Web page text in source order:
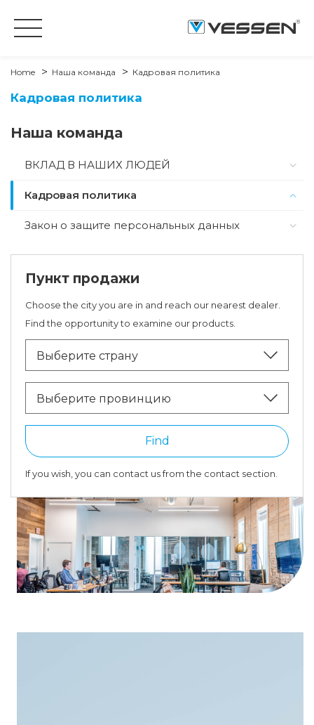
Home Наша команда Кадровая политика
Кадровая политика
Наша команда
ВКЛАД В НАШИХ ЛЮДЕЙ
Кадровая политика
Закон о защите персональных данных
Пункт продажи
Choose the city you are in and reach our nearest dealer.
Find the opportunity to examine our products.
Выберите страну
Выберите провинцию
Find
If you wish, you can contact us from the contact section.